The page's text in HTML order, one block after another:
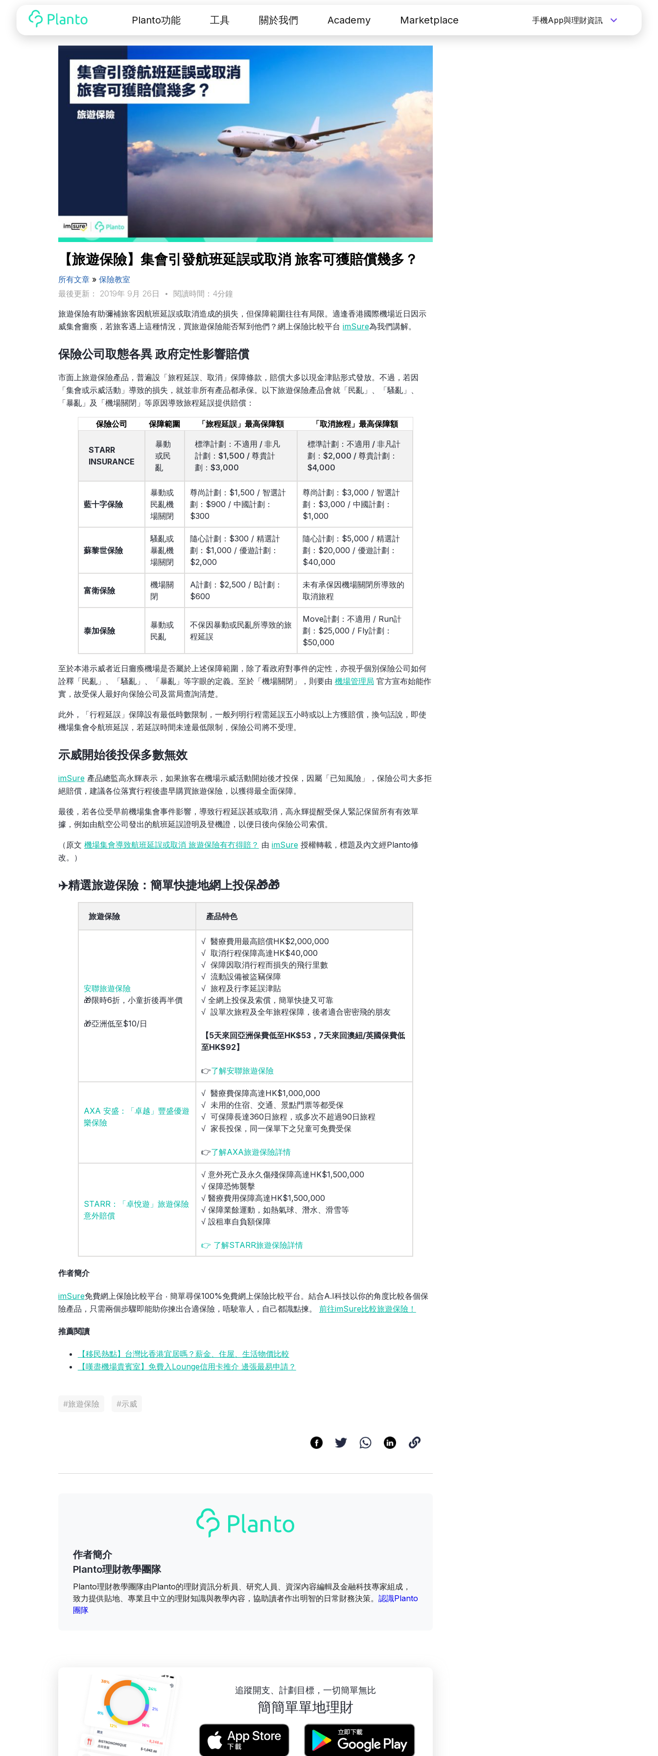
Planto功能 工具 關於我們 Academy Marketplace 手機App與理財資訊
【旅遊保險】集會引發航班延誤或取消 旅客可獲賠償幾多？
所有文章» 保險教室
最後更新： 2019年 9月 26日
• 閱讀時間：4分鐘
旅遊保險有助彌補旅客因航班延誤或取消造成的損失，但保障範圍往往有局限。適逢香港國際機場近日因示
威集會癱瘓，若旅客遇上這種情況，買旅遊保險能否幫到他們？網上保險比較平台 imSure為我們講解。
保險公司取態各異 政府定性影響賠償
市面上旅遊保險產品，普遍設「旅程延誤、取消」保障條款，賠償大多以現金津貼形式發放。不過，若因
「集會或示威活動」導致的損失，就並非所有產品都承保。以下旅遊保險產品會就「民亂」、「騷亂」、
「暴亂」及「機場關閉」等原因導致旅程延誤提供賠償：
保險公司 保障範圍 「旅程延誤」最高保障額 「取消旅程」最高保障額
STARR
INSURANCE
暴動
或民
亂
標準計劃：不適用 / 非凡
計劃：$1,500 / 尊貴計
劃：$3,000
標準計劃：不適用 / 非凡計
劃：$2,000 / 尊貴計劃：
$4,000
藍十字保險
暴動或
民亂機
場關閉
尊尚計劃：$1,500 / 智選計
劃：$900 / 中國計劃：
$300
尊尚計劃：$3,000 / 智選計
劃：$3,000 / 中國計劃：
$1,000
蘇黎世保險
騷亂或
暴亂機
場關閉
隨心計劃：$300 / 精選計
劃：$1,000 / 優遊計劃：
$2,000
隨心計劃：$5,000 / 精選計
劃：$20,000 / 優遊計劃：
$40,000
富衛保險
機場關
閉
A計劃：$2,500 / B計劃：
$600
未有承保因機場關閉所導致的
取消旅程
泰加保險
暴動或
民亂
不保因暴動或民亂所導致的旅
程延誤
Move計劃：不適用 / Run計
劃：$25,000 / Fly計劃：
$50,000
至於本港示威者近日癱瘓機場是否屬於上述保障範圍，除了看政府對事件的定性，亦視乎個別保險公司如何
詮釋「民亂」、「騷亂」、「暴亂」等字眼的定義。至於「機場關閉」，則要由 機場管理局 官方宣布始能作
實，故受保人最好向保險公司及當局查詢清楚。
此外，「行程延誤」保障設有最低時數限制，一般列明行程需延誤五小時或以上方獲賠償，換句話說，即使
機場集會令航班延誤，若延誤時間未達最低限制，保險公司將不受理。
示威開始後投保多數無效
imSure產品總監高永輝表示，如果旅客在機場示威活動開始後才投保，因屬「已知風險」，保險公司大多拒
絕賠償，建議各位落實行程後盡早購買旅遊保險，以獲得最全面保障。
最後，若各位受早前機場集會事件影響，導致行程延誤甚或取消，高永輝提醒受保人緊記保留所有有效單
據，例如由航空公司發出的航班延誤證明及登機證，以便日後向保險公司索償。
（原文 機場集會導致航班延誤或取消 旅遊保險有冇得賠？ 由 imSure授權轉載，標題及內文經Planto修
改。）
✈️精選旅遊保險：簡單快捷地網上投保🎁🎁
旅遊保險 產品特色
安聯旅遊保險
🎁限時6折，小童折後再半價
🎁亞洲低至$10/日
√ 醫療費用最高賠償HK$2,000,000
√ 取消行程保障高達HK$40,000
√ 保障因取消行程而損失的飛行里數
√ 流動設備被盜竊保障
√ 旅程及行李延誤津貼
√ 全網上投保及索償，簡單快捷又可靠
√ 設單次旅程及全年旅程保障，後者適合密密飛的朋友
【5天來回亞洲保費低至HK$53，7天來回澳紐/英國保費低
至HK$92】
👉了解安聯旅遊保險
AXA 安盛：「卓越」豐盛優遊
樂保險
√ 醫療費保障高達HK$1,000,000
√ 未用的住宿、交通、景點門票等都受保
√ 可保障長達360日旅程，或多次不超過90日旅程
√ 家長投保，同一保單下之兒童可免費受保
👉了解AXA旅遊保險詳情
STARR：「卓悅遊」旅遊保險
意外賠償
√ 意外死亡及永久傷殘保障高達HK$1,500,000
√ 保障恐怖襲擊
√ 醫療費用保障高達HK$1,500,000
√ 保障業餘運動，如熱氣球、潛水、滑雪等
√ 設租車自負額保障
👉 了解STARR旅遊保險詳情
作者簡介
imSure免費網上保險比較平台 ‧ 簡單尋保100%免費網上保險比較平台。結合A.I科技以你的角度比較各個保
險產品，只需兩個步驟即能助你揀出合適保險，唔駛靠人，自己都識點揀。 前往imSure比較旅遊保險！
推薦閱讀
【移民熱點】台灣比香港宜居嗎？薪金、住屋、生活物價比較
【嘆盡機場貴賓室】免費入Lounge信用卡推介 邊張最易申請？
#旅遊保險 #示威
作者簡介
Planto理財教學團隊
Planto理財教學團隊由Planto的理財資訊分析員、研究人員、資深內容編輯及金融科技專家組成，
致力提供貼地、專業且中立的理財知識與教學內容，協助讀者作出明智的日常財務決策。 認識Planto
團隊
追蹤開支、計劃目標，一切簡單無比
簡簡單單地理財